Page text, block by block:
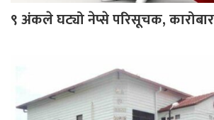
९ अंकले घट्यो नेप्से परिसूचक,